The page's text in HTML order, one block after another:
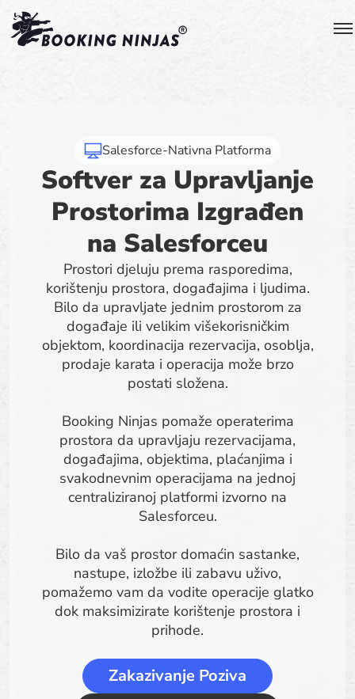
Salesforce-Nativna Platforma
Softver za Upravljanje
Prostorima Izgrađen
na Salesforceu
Prostori djeluju prema rasporedima,
korištenju prostora, događajima i ljudima.
Bilo da upravljate jednim prostorom za
događaje ili velikim višekorisničkim
objektom, koordinacija rezervacija, osoblja,
prodaje karata i operacija može brzo
postati složena.
Booking Ninjas pomaže operaterima
prostora da upravljaju rezervacijama,
događajima, objektima, plaćanjima i
svakodnevnim operacijama na jednoj
centraliziranoj platformi izvorno na
Salesforceu.
Bilo da vaš prostor domaćin sastanke,
nastupe, izložbe ili zabavu uživo,
pomažemo vam da vodite operacije glatko
dok maksimizirate korištenje prostora i
prihode.
Zakazivanje Poziva